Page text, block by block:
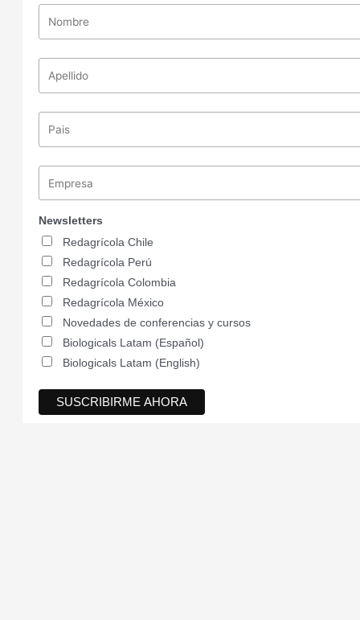
Newsletters
Redagrícola Chile
Redagrícola Perú
Redagrícola Colombia
Redagrícola México
Novedades de conferencias y cursos
Biologicals Latam (Español)
Biologicals Latam (English)